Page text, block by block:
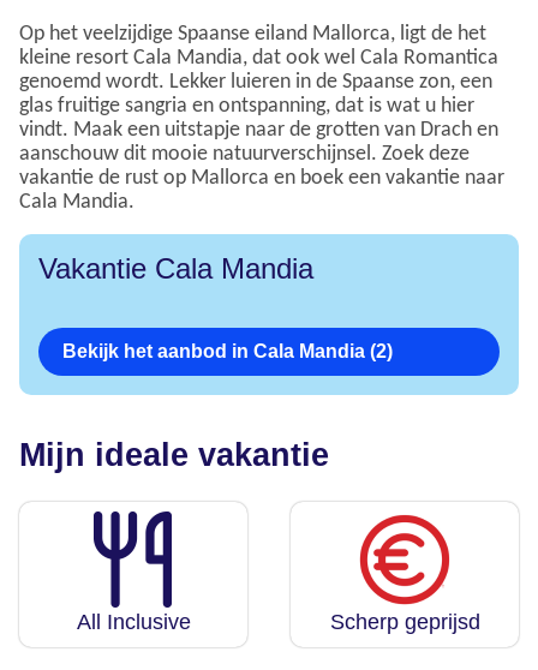
Op het veelzijdige Spaanse eiland Mallorca, ligt de het
kleine resort Cala Mandia, dat ook wel Cala Romantica
genoemd wordt. Lekker luieren in de Spaanse zon, een
glas fruitige sangria en ontspanning, dat is wat u hier
vindt. Maak een uitstapje naar de grotten van Drach en
aanschouw dit mooie natuurverschijnsel. Zoek deze
vakantie de rust op Mallorca en boek een vakantie naar
Cala Mandia.
Vakantie Cala Mandia
Bekijk het aanbod in Cala Mandia (2)
Mijn ideale vakantie
All Inclusive Scherp geprijsd